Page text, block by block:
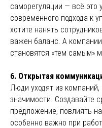
саморегуляции — всё это
современного подхода к
хотите нанять
важен баланс. А
становятся «тем самым»
6. Открытая
Люди уходят из
значимости. Создавайте
предложение, повлиять
особенно важно при